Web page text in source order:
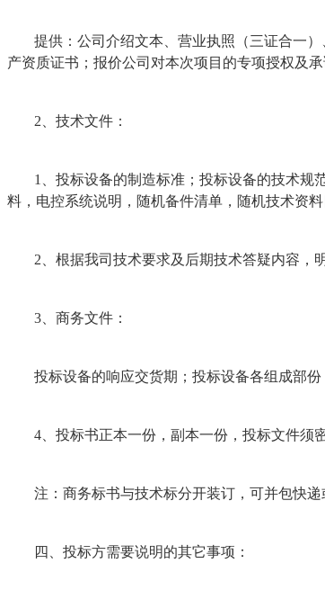
提供：公司介绍文本、营业执照（三证合一
产资质证书；报价公司对本次项目的专项授权及
2、技术文件：
1、投标设备的制造标准；投标设备的技术规
料，电控系统说明，随机备件清单，随机技术资
2、根据我司技术要求及后期技术答疑内容，
3、商务文件：
投标设备的响应交货期；投标设备各组成部
4、投标书正本一份，副本一份，投标文件须
注：商务标书与技术标分开装订，可并包快
四、投标方需要说明的其它事项：